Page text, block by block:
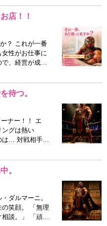
ですが なんで
ついついテレ
分厚い壁なん
も、サッカー素
るんですけど
。 わかりませ
ことができて
い景色を見に
ッカーを通し
」 これが、日
る。」 「その
存在がいる組
ーボールネーシ
いま男子バレ
店！！
？ これが一番
、経営が成り
、まずはお仕
店頭に出さな
ありませんよ
愛想よく女性
の？自分大変
したらって 考
うんじゃな
待つ。
。
談。」 「頑張